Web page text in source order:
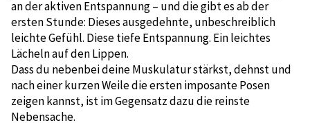
an der aktiven Entspannung – und die gibt es ab der
ersten Stunde: Dieses ausgedehnte, unbeschreiblich
leichte Gefühl. Diese tiefe Entspannung. Ein leichtes
Lächeln auf den Lippen.
Dass du nebenbei deine Muskulatur stärkst, dehnst und
nach einer kurzen Weile die ersten imposante Posen
zeigen kannst, ist im Gegensatz dazu die reinste
Nebensache.